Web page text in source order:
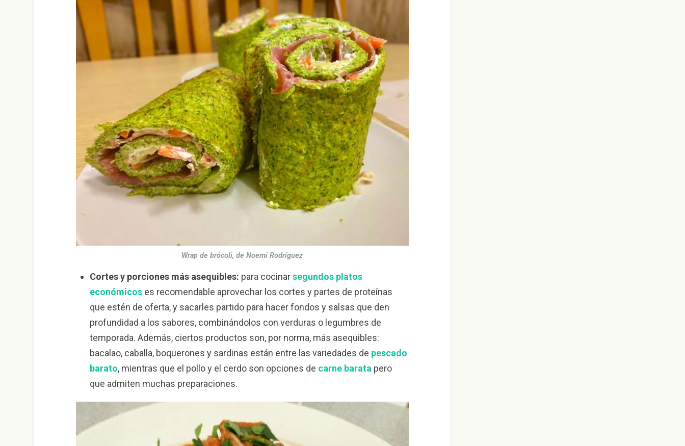
Wrap de brócoli, de Noemí Rodríguez
Cortes y porciones más asequibles: para cocinarsegundos platos
económicoses recomendable aprovechar los cortes y partes de proteínas
que estén de oferta, y sacarles partido para hacer fondos y salsas que den
profundidad a los sabores, combinándolos con verduras o legumbres de
temporada. Además, ciertos productos son, por norma, más asequibles:
bacalao, caballa, boquerones y sardinas están entre las variedades de pescado
barato, mientras que el pollo y el cerdo son opciones de carne barata pero
que admiten muchas preparaciones.